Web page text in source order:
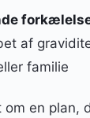
af
familie
en plan,